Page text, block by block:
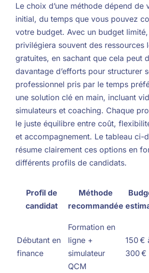
Le choix d’une méthode dépend de
initial, du temps que vous pouvez
votre budget. Avec un budget
privilégiera souvent des ressources
gratuites, en sachant que cela peut
davantage d’efforts pour structurer
professionnel pris par le temps
une solution clé en main, incluant
simulateurs et coaching. Chaque
le juste équilibre entre coût,
et accompagnement. Le tableau ci-
résume clairement ces options en
différents profils de candidats.
Profil de
candidat
Méthode
recommandée
Débutant en
finance
Formation en
ligne +
simulateur
QCM
150 €
300 €